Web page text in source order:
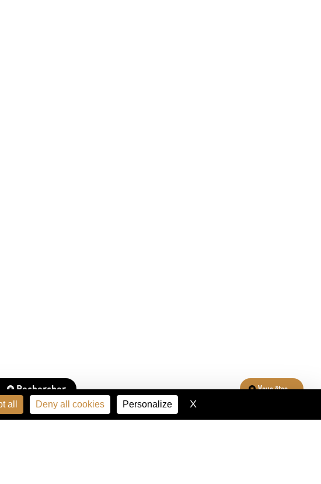
Rechercher Vous êtes...
all Deny all cookies Personalize X